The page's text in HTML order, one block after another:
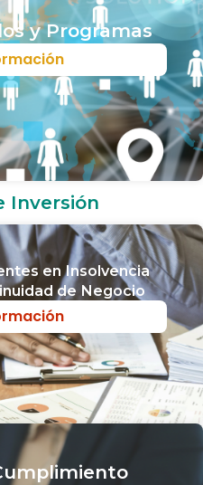
y Programas
Inversión
en Insolvencia
de Negocio